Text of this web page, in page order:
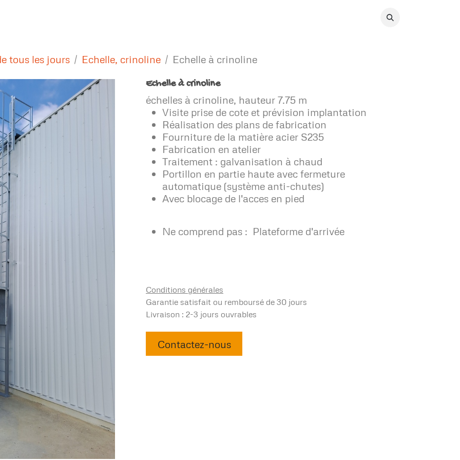
tous les jours Echelle, crinoline Echelle à crinoline
Echelle à crinoline
échelles à crinoline, hauteur 7.75 m
Visite prise de cote et prévision implantation
Réalisation des plans de fabrication
Fourniture de la matière acier S235
Fabrication en atelier
Traitement : galvanisation à chaud
Portillon en partie haute avec fermeture
automatique (système anti-chutes)
Avec blocage de l'acces en pied
Ne comprend pas : Plateforme d'arrivée
Conditions générales
Garantie satisfait ou remboursé de 30 jours
Livraison : 2-3 jours ouvrables
Contactez-nous